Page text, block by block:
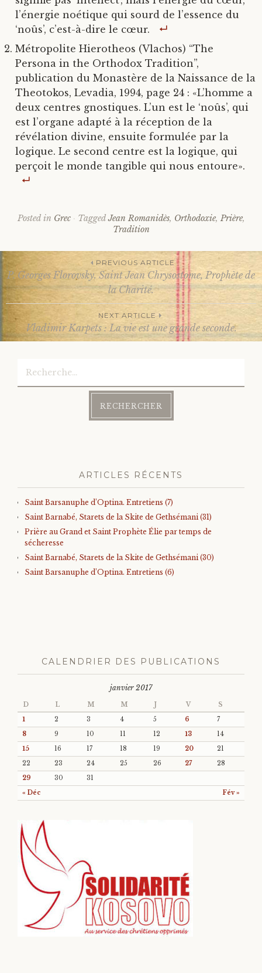
l’énergie noétique qui sourd de l’essence du
‘noûs’, c’est-à-dire le cœur.
Métropolite Hierotheos (Vlachos) “The
Persona in the Orthodox Tradition”,
publication du Monastère de la Naissance de la
Theotokos, Levadia, 1994, page 24 : «L’homme a
deux centres gnostiques. L’un est le ‘noûs’, qui
est l’organe adapté à la réception de la
révélation divine, ensuite formulée par la
logique. Le second centre est la logique, qui
perçoit le monde tangible qui nous entoure».
Posted in Grec TaggedJean Romanidès, Orthodoxie, Prière,
Tradition
Post
navigation
PREVIOUS ARTICLE
P. Georges Florovsky. Saint Jean Chrysostome, Prophète de
la Charité.
NEXT ARTICLE
Vladimir Karpets : La vie est une grande seconde.
ARTICLES RÉCENTS
Saint Barsanuphe d’Optina. Entretiens (7)
Saint Barnabé, Starets de la Skite de Gethsémani (31)
Prière au Grand et Saint Prophète Élie par temps de
sécheresse
Saint Barnabé, Starets de la Skite de Gethsémani (30)
Saint Barsanuphe d’Optina. Entretiens (6)
CALENDRIER DES PUBLICATIONS
janvier 2017
D L M M J V S
« Déc Fév »
1 2 3 4 5 6
7
8
9 10 11 12 13
14
15
16 17 18 19 20
21
22
23 24 25 26 27
28
29
30 31